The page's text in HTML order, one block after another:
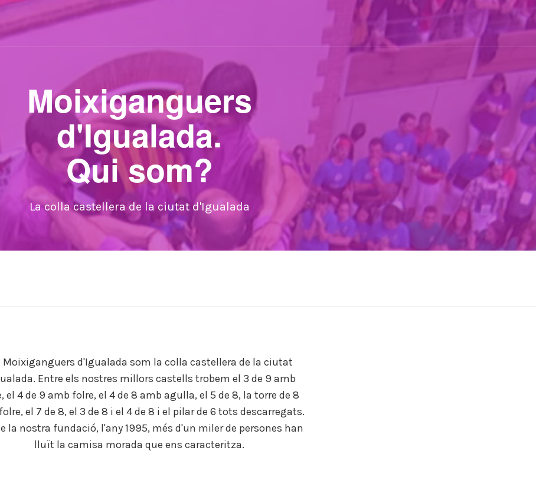
Moixiganguers
d'Igualada.
Qui som?
La colla castellera de la ciutat d'Igualada
Moixiganguers d'Igualada som la colla castellera de la ciutat
Entre els nostres millors castells trobem el 3 de 9 amb
el 4 de 9 amb folre, el 4 de 8 amb agulla, el 5 de 8, la torre de 8
el 7 de 8, el 3 de 8 i el 4 de 8 i el pilar de 6 tots descarregats.
la nostra fundació, l'any 1995, més d'un miler de persones han
lluït la camisa morada que ens caracteritza.